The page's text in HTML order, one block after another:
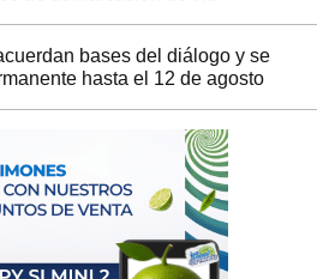
bases del diálogo y se
hasta el 12 de agosto